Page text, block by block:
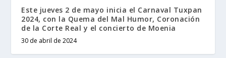
Este jueves 2 de mayo inicia el Carnaval Tuxpan
2024, con la Quema del Mal Humor, Coronación
de la Corte Real y el concierto de Moenia
30 de abril de 2024